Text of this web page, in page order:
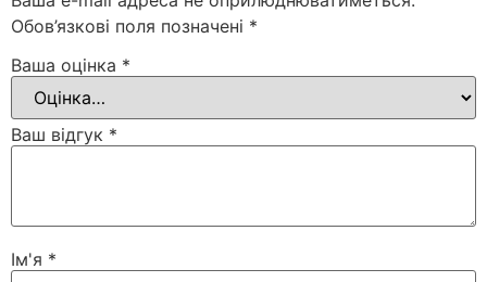
Обов’язкові поля позначені *
Ваша оцінка *
Ваш відгук *
Ім'я *